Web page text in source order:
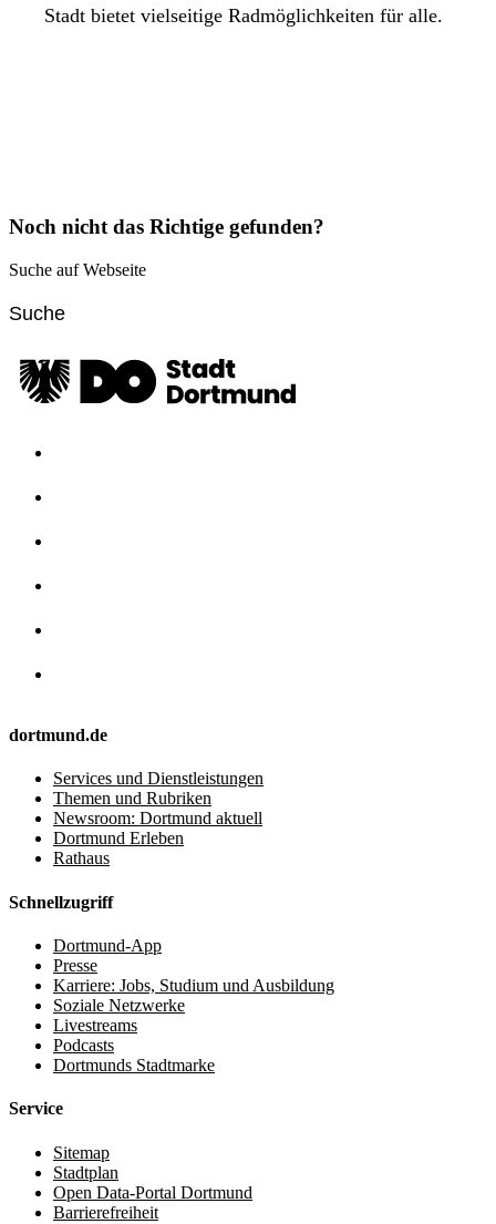
Stadt bietet vielseitige Radmöglichkeiten für alle.
Noch nicht das Richtige gefunden?
Suche auf Webseite
dortmund.de
Services und Dienstleistungen
Themen und Rubriken
Newsroom: Dortmund aktuell
Dortmund Erleben
Rathaus
Schnellzugriff
Dortmund-App
Presse
Karriere: Jobs, Studium und Ausbildung
Soziale Netzwerke
Livestreams
Podcasts
Dortmunds Stadtmarke
Service
Sitemap
Stadtplan
Open Data-Portal Dortmund
Barrierefreiheit